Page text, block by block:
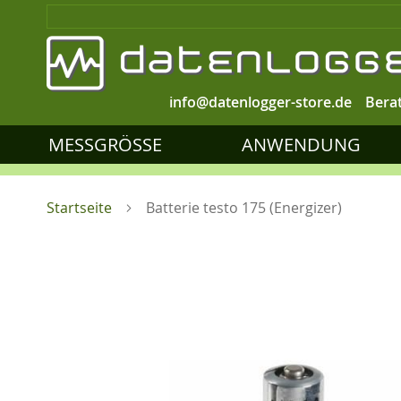
info@datenlogger-store.de
MESSGRÖSSE ANWENDUNG
Startseite Batterie testo 175 (Energizer)